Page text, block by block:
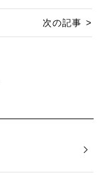
次の記事 >